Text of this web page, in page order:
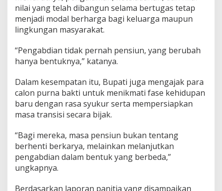
nilai yang telah dibangun selama bertugas tetap
menjadi modal berharga bagi keluarga maupun
lingkungan masyarakat.
“Pengabdian tidak pernah pensiun, yang berubah
hanya bentuknya,” katanya.
Dalam kesempatan itu, Bupati juga mengajak para
calon purna bakti untuk menikmati fase kehidupan
baru dengan rasa syukur serta mempersiapkan
masa transisi secara bijak.
“Bagi mereka, masa pensiun bukan tentang
berhenti berkarya, melainkan melanjutkan
pengabdian dalam bentuk yang berbeda,”
ungkapnya.
Berdasarkan laporan panitia yang disampaikan